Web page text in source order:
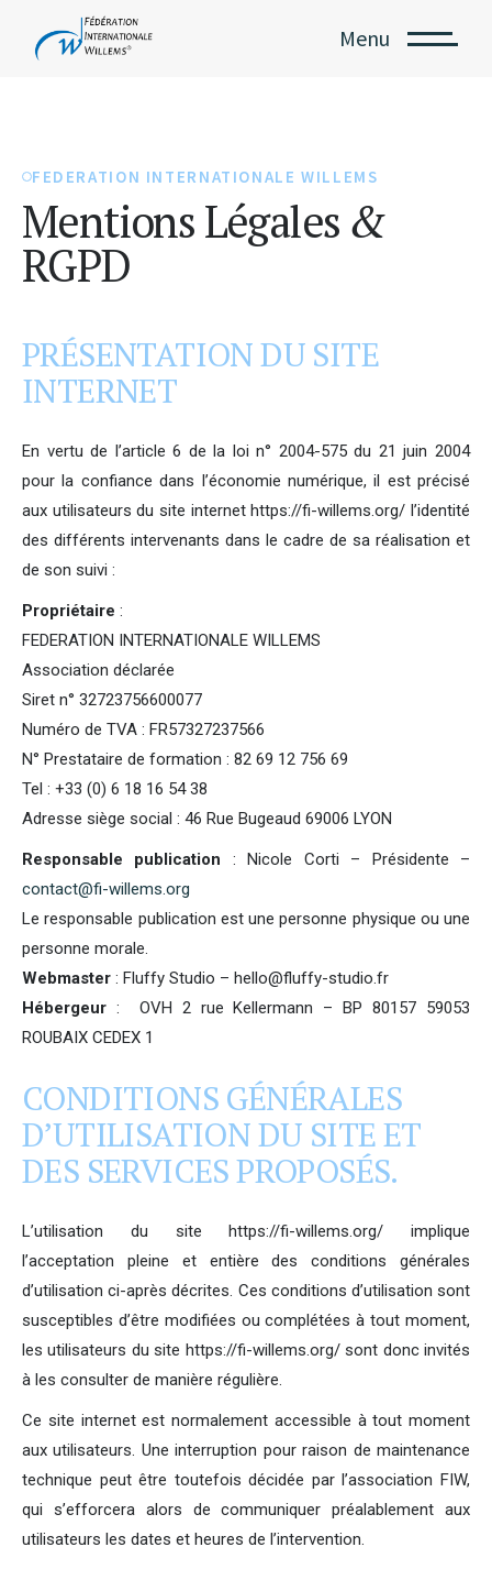
Menu
FEDERATION INTERNATIONALE WILLEMS
Mentions Légales &
RGPD
PRÉSENTATION DU SITE
INTERNET
En vertu de l’article 6 de la loi n° 2004-575 du 21 juin 2004
pour la confiance dans l’économie numérique, il est précisé
aux utilisateurs du site internet https://fi-willems.org/ l’identité
des différents intervenants dans le cadre de sa réalisation et
de son suivi :
Propriétaire :
FEDERATION INTERNATIONALE WILLEMS
Association déclarée
Siret n° 32723756600077
Numéro de TVA : FR57327237566
N° Prestataire de formation : 82 69 12 756 69
Tel : +33 (0) 6 18 16 54 38
Adresse siège social : 46 Rue Bugeaud 69006 LYON
Responsable publication : Nicole Corti – Présidente –
contact@fi-willems.org
Le responsable publication est une personne physique ou une
personne morale.
Webmaster : Fluffy Studio – hello@fluffy-studio.fr
Hébergeur : OVH 2 rue Kellermann – BP 80157 59053
ROUBAIX CEDEX 1
CONDITIONS GÉNÉRALES
D’UTILISATION DU SITE ET
DES SERVICES PROPOSÉS.
L’utilisation du site https://fi-willems.org/ implique
l’acceptation pleine et entière des conditions générales
d’utilisation ci-après décrites. Ces conditions d’utilisation sont
susceptibles d’être modifiées ou complétées à tout moment,
les utilisateurs du site https://fi-willems.org/ sont donc invités
à les consulter de manière régulière.
Ce site internet est normalement accessible à tout moment
aux utilisateurs. Une interruption pour raison de maintenance
technique peut être toutefois décidée par l’association FIW,
qui s’efforcera alors de communiquer préalablement aux
utilisateurs les dates et heures de l’intervention.